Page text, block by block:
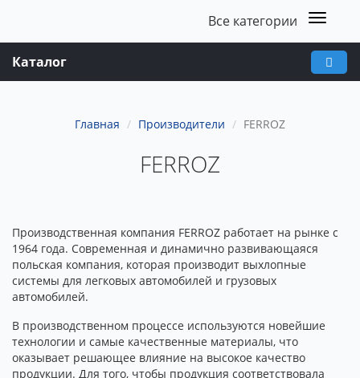
Все категории
Каталог
Главная Производители FERROZ
FERROZ
Производственная компания FERROZ работает на рынке с
1964 года. Современная и динамично развивающаяся
польская компания, которая производит выхлопные
системы для легковых автомобилей и грузовых
автомобилей.
В производственном процессе используются новейшие
технологии и самые качественные материалы, что
оказывает решающее влияние на высокое качество
продукции. Для того, чтобы продукция соответствовала